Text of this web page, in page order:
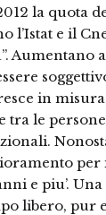
la quota
l’Istat e il
in
tra le
e piu’.
libero, pur